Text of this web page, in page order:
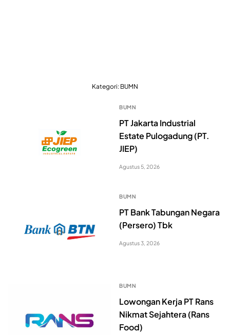
Kategori: BUMN
BUMN
PT Jakarta Industrial
Estate Pulogadung (PT.
JIEP)
Agustus 5, 2026
BUMN
PT Bank Tabungan Negara
(Persero) Tbk
Agustus 3, 2026
BUMN
Lowongan Kerja PT Rans
Nikmat Sejahtera (Rans
Food)